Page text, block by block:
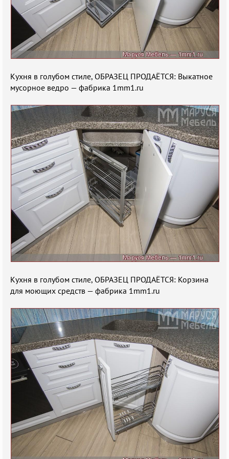
Кухня в голубом стиле, ОБРАЗЕЦ ПРОДАЁТСЯ: Выкатное
мусорное ведро — фабрика 1mm1.ru
Кухня в голубом стиле, ОБРАЗЕЦ ПРОДАЁТСЯ: Корзина
для моющих средств — фабрика 1mm1.ru